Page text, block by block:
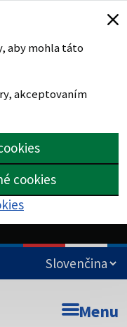
aby mohla táto
akceptovaním
cookies
Menu